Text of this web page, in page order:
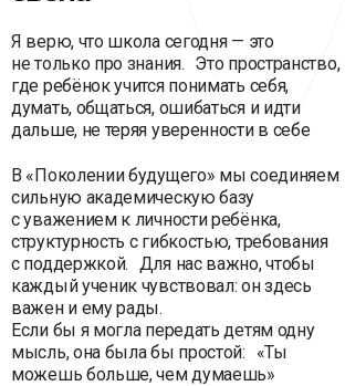
В «Поколении будущего» мы соединяем
сильную академическую базу
с уважением к личности ребёнка,
структурность с гибкостью, требования
с поддержкой. Для нас важно, чтобы
каждый ученик чувствовал: он здесь
важен и ему рады.
Если бы я могла передать детям одну
мысль, она была бы простой: «Ты
можешь больше, чем думаешь»
Я верю, что школа сегодня — это
не только про знания. Это пространство,
где ребёнок учится понимать себя,
думать, общаться, ошибаться и идти
дальше, не теряя уверенности в себе